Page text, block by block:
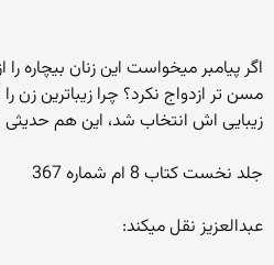
اگر پیامبر میخواست این زنان بیچاره
مسن تر ازدواج نکرد؟ چرا زیباترین زن
زیبایی اش انتخاب شد، این هم حدیثی
جلد نخست کتاب 8 ام شماره 367
عبدالعزیز نقل میکند: